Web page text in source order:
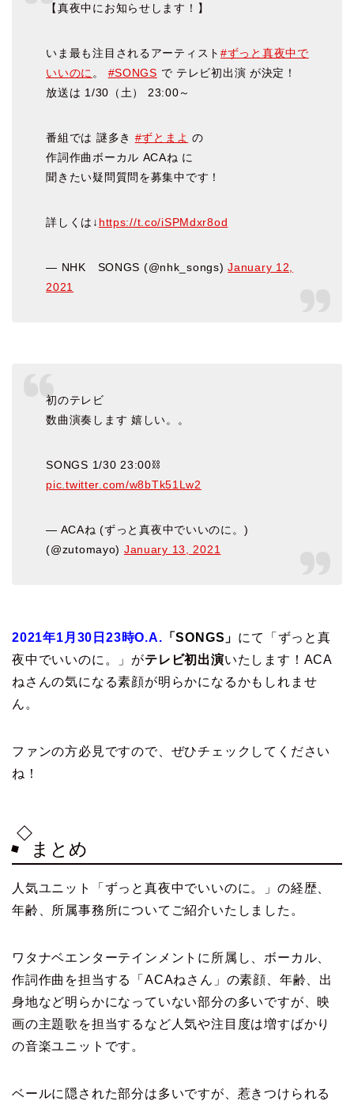
【真夜中にお知らせします！】
いま最も注目されるアーティスト #ずっと真夜中で
いいのに 。 #SONGS で テレビ初出演 が決定！
放送は 1/30（土） 23:00～
番組では 謎多き #ずとまよ の
作詞作曲ボーカル ACAね に
聞きたい疑問質問を募集中です！
詳しくは↓ https://t.co/iSPMdxr8od
— NHK SONGS (@nhk_songs)January 12,
2021
初のテレビ
数曲演奏します 嬉しい。。
SONGS 1/30 23:00⛓
pic.twitter.com/w8bTk51Lw2
— ACAね (ずっと真夜中でいいのに。)
(@zutomayo) January 13, 2021
2021年1月30日23時O.A. 「SONGS」 にて「ずっと真
夜中でいいのに。」がテレビ初出演いたします！ACA
ねさんの気になる素顔が明らかになるかもしれませ
ん。
ファンの方必見ですので、ぜひチェックしてください
ね！
まとめ
人気ユニット「ずっと真夜中でいいのに。」の経歴、
年齢、所属事務所についてご紹介いたしました。
ワタナベエンターテインメントに所属し、ボーカル、
作詞作曲を担当する「ACAねさん」の素顔、年齢、出
身地など明らかになっていない部分の多いですが、映
画の主題歌を担当するなど人気や注目度は増すばかり
の音楽ユニットです。
ベールに隠された部分は多いですが、惹きつけられる